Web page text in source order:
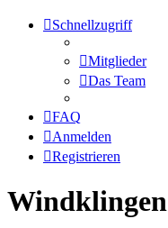
Schnellzugriff
Mitglieder
Das Team
FAQ
Anmelden
Registrieren
Windklingen